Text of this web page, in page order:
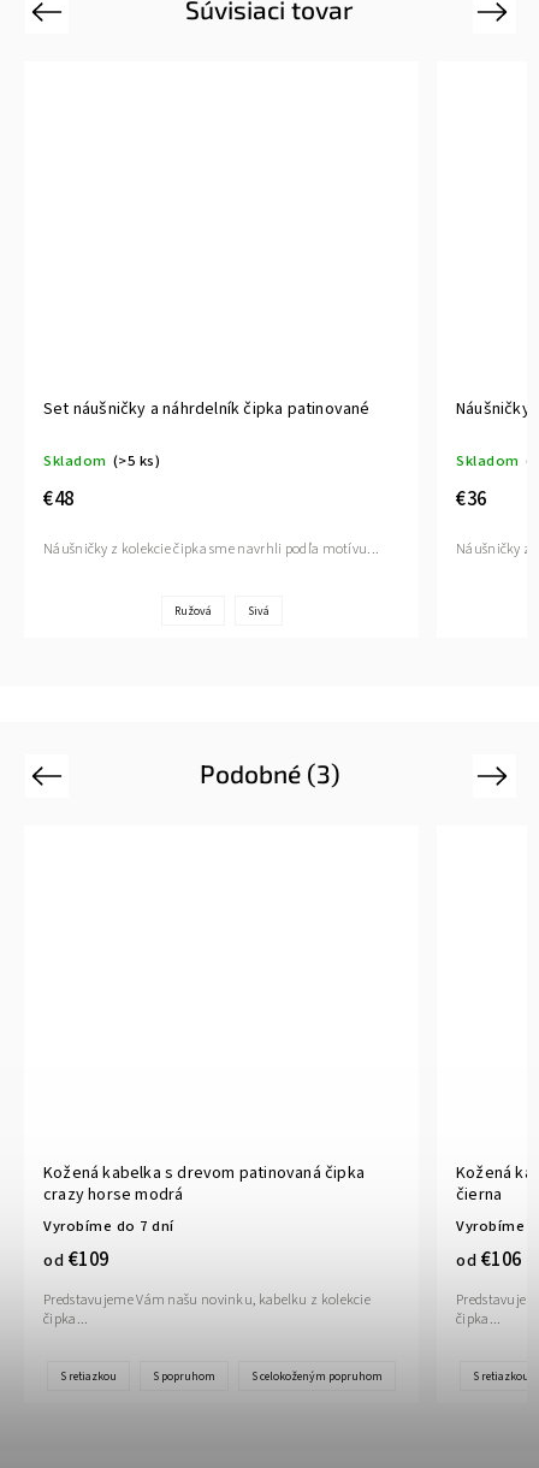
Súvisiaci tovar
Previous
Set náušničky a náhrdelník čipka patinované
Skladom (>5 ks)
€48
Náušničky z kolekcie čipka sme navrhli podľa motívu...
Ružová Sivá
Náušničky
Skladom
€36
Náušničky z
Next
Podobné (3)
Previous
Kožená kabelka s drevom patinovaná čipka
crazy horse modrá
Vyrobíme do 7 dní
od €109
Predstavujeme Vám našu novinku, kabelku z kolekcie
čipka...
S retiazkou S popruhom S celokoženým popruhom
Kožená
čierna
Vyrobíme
od €106
čipka...
S retiazkou
Next